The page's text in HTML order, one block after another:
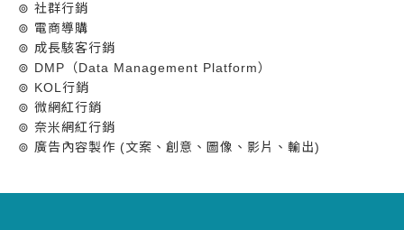
⊚ 社群行銷
⊚ 電商導購
⊚ 成長駭客行銷
⊚ DMP（Data Management Platform）
⊚ KOL行銷
⊚ 微網紅行銷
⊚ 奈米網紅行銷
⊚ 廣告內容製作 (文案、創意、圖像、影片、輸出)